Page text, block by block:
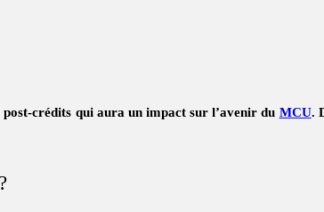
crédits qui aura un impact sur l’avenir du MCU.